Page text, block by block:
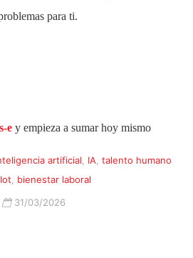
para ti.
ey empieza a sumar hoy mismo
artificial IA talento humano
bienestar laboral
31/03/2026